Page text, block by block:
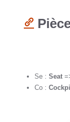
Se : Seat
Co :